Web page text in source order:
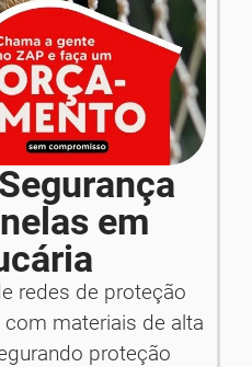
em
redes de proteção
materiais de alta
proteção